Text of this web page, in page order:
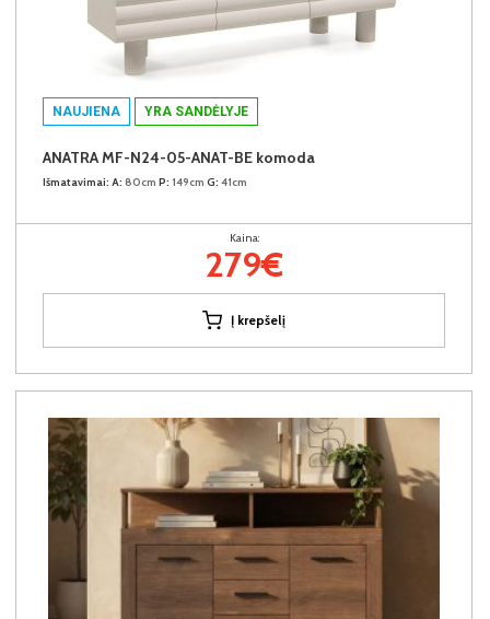
NAUJIENA YRA SANDĖLYJE
ANATRA MF-N24-05-ANAT-BE komoda
Išmatavimai: A: 80cm P: 149cm G: 41cm
Kaina:
279€
Į krepšelį